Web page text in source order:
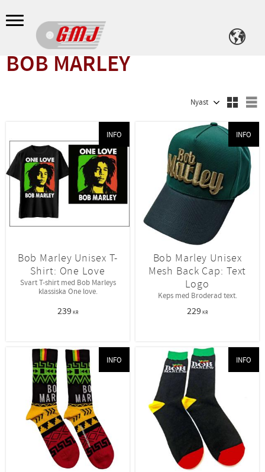
Meny
BOB MARLEY
Bob Marley Unisex T-
Shirt: One Love
Svart T-shirt med Bob Marleys
klassiska One love.
239KR
INFO
Bob Marley Unisex
Mesh Back Cap: Text
Logo
Keps med Broderad text.
229KR
INFO
INFO INFO